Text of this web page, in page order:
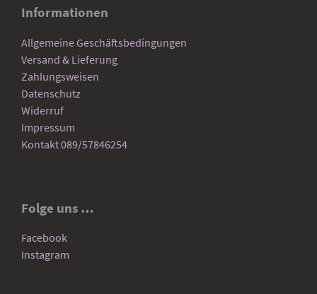
Informationen
Allgemeine Geschäftsbedingungen
Versand & Lieferung
Zahlungsweisen
Datenschutz
Widerruf
Impressum
Kontakt 089/57846254
Folge uns …
Facebook
Instagram